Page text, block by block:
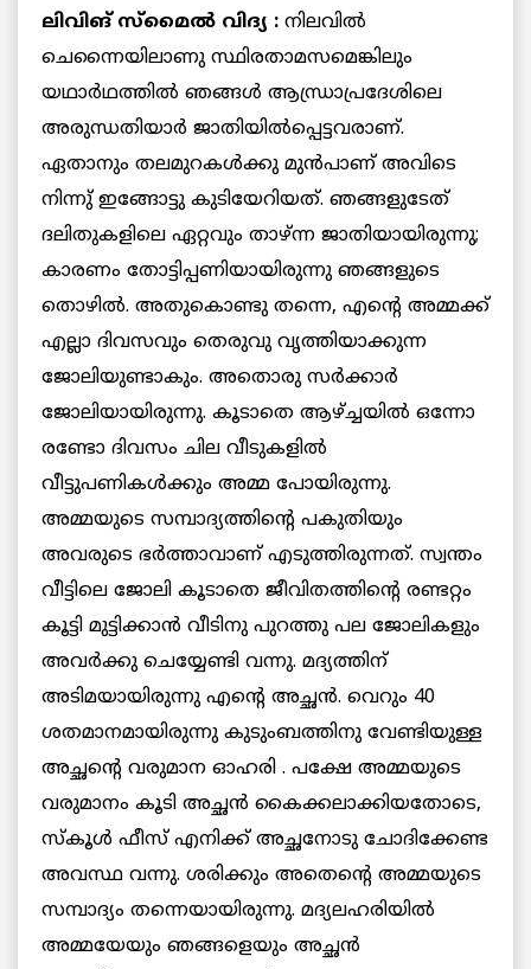
ലിവിങ് സ്‌മൈല്‍ വിദ്യ : നിലവില്‍
ചെന്നൈയിലാണു സ്ഥിരതാമസമെങ്കിലും
യഥാര്‍ഥത്തില്‍ ഞങ്ങള്‍ ആന്ധ്രാപ്രദേശിലെ
അരുന്ധതിയാര്‍ ജാതിയില്‍പ്പെട്ടവരാണ്.
ഏതാനും തലമുറകള്‍ക്കു മുന്‍പാണ് അവിടെ
നിന്നു് ഇങ്ങോട്ടു കുടിയേറിയത്. ഞങ്ങളുടേത്
ദലിതുകളിലെ ഏറ്റവും താഴ്ന്ന ജാതിയായിരുന്നു;
കാരണം തോട്ടിപ്പണിയായിരുന്നു ഞങ്ങളുടെ
തൊഴില്‍. അതുകൊണ്ടു തന്നെ, എന്റെ അമ്മക്ക്
എല്ലാ ദിവസവും തെരുവു വൃത്തിയാക്കുന്ന
ജോലിയുണ്ടാകും. അതൊരു സര്‍ക്കാര്‍
ജോലിയായിരുന്നു. കൂടാതെ ആഴ്ച്ചയില്‍ ഒന്നോ
രണ്ടോ ദിവസം ചില വീടുകളില്‍
വീട്ടുപണികള്‍ക്കും അമ്മ പോയിരുന്നു.
അമ്മയുടെ സമ്പാദ്യത്തിന്റെ പകുതിയും
അവരുടെ ഭര്‍ത്താവാണ് എടുത്തിരുന്നത്. സ്വന്തം
വീട്ടിലെ ജോലി കൂടാതെ ജീവിതത്തിന്റെ രണ്ടറ്റം
കൂട്ടി മുട്ടിക്കാന്‍ വീടിനു പുറത്തു പല ജോലികളും
അവര്‍ക്കു ചെയ്യേണ്ടി വന്നു. മദ്യത്തിന്
അടിമയായിരുന്നു എന്റെ അച്ഛന്‍. വെറും 40
ശതമാനമായിരുന്നു കുടുംബത്തിനു വേണ്ടിയുള്ള
അച്ഛന്റെ വരുമാന ഓഹരി . പക്ഷേ അമ്മയുടെ
വരുമാനം കൂടി അച്ഛന്‍ കൈക്കലാക്കിയതോടെ,
സ്‌കൂള്‍ ഫീസ് എനിക്ക് അച്ഛനോടു ചോദിക്കേണ്ട
അവസ്ഥ വന്നു. ശരിക്കും അതെന്റെ അമ്മയുടെ
സമ്പാദ്യം തന്നെയായിരുന്നു. മദ്യലഹരിയില്‍
അമ്മയേയും ഞങ്ങളെയും അച്ഛന്‍